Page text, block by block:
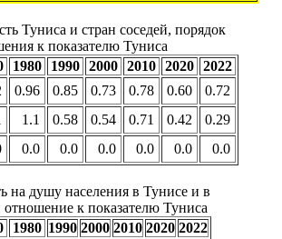
Туниса и стран соседей, порядок
к показателю Туниса
1980 1990 2000 2010 2020 2022
0.96 0.85 0.73 0.78 0.60
0.72
1.1 0.58 0.54 0.71 0.42
0.29
0.0 0.0 0.0 0.0 0.0 0.0
на душу населения в Тунисе и в
отношение к показателю Туниса
1980 1990 2000 2010 2020 2022